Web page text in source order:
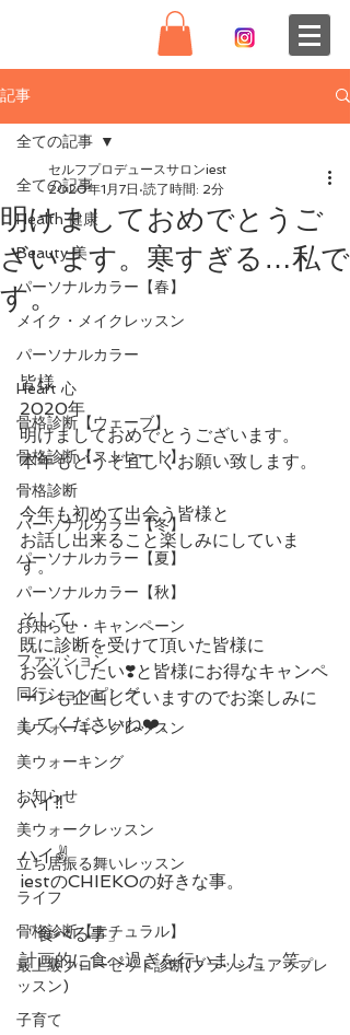
記事
全ての記事
Health 健康
Beauty 美
パーソナルカラー【春】
メイク・メイクレッスン
パーソナルカラー
Heart 心
骨格診断【ウェーブ】
骨格診断【ストレート】
骨格診断
パーソナルカラー【冬】
パーソナルカラー【夏】
パーソナルカラー【秋】
お知らせ・キャンペーン
ファッション
同行ショッピング
美ウォーキングレッスン
美ウォーキング
お知らせ
美ウォークレッスン
立ち居振る舞いレッスン
ライフ
骨格診断【ナチュラル】
最上級クローゼット診断(ブラッシュアップレ
ッスン)
子育て
全ての記事
明けましておめでとうご
ざいます。寒すぎる…私で
す。
セルフプロデュースサロンiest
2020年1月7日 読了時間: 2分
皆様
2020年
明けましておめでとうございます。
本年もどうぞ宜しくお願い致します。
今年も初めて出会う皆様と
お話し出来ること楽しみにしていま
す。
そして、
既に診断を受けて頂いた皆様に
お会いしたい❣️と皆様にお得なキャンペ
ーンも企画していますのでお楽しみに
してくださいね❤️。
ハイ‼️
ハイ✌️
iestのCHIEKOの好きな事。
「食べる事」
計画的に食べ過ぎを行いました　笑。